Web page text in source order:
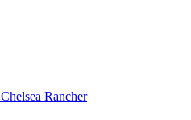
Chelsea Rancher